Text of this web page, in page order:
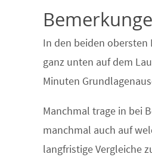
In den beiden obersten
ganz unten auf dem
Minuten
Manchmal trage in bei
manchmal auch auf
langfristige Vergleiche